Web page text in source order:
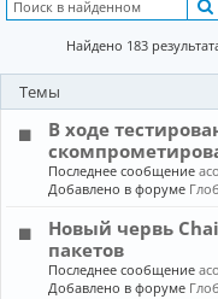
л
и
м
Найдено 183
Темы
В ходе
Последнее сообщение
Добавлено в форуме
Новый червь
пакетов
Последнее сообщение
Добавлено в форуме